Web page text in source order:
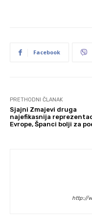
Facebook
PRETHODNI ČLANAK
Sjajni Zmajevi druga
najefikasnija
Evrope, Španci bolji za
http://